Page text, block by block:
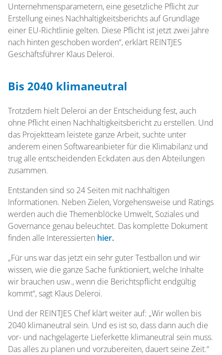
Unternehmensparametern, eine gesetzliche Pflicht zur
Erstellung eines Nachhaltigkeitsberichts auf Grundlage
einer EU-Richtlinie gelten. Diese Pflicht ist jetzt zwei Jahre
nach hinten geschoben worden“, erklärt REINTJES
Geschäftsführer Klaus Deleroi.
Bis 2040 klimaneutral
Trotzdem hielt Deleroi an der Entscheidung fest, auch
ohne Pflicht einen Nachhaltigkeitsbericht zu erstellen. Und
das Projektteam leistete ganze Arbeit, suchte unter
anderem einen Softwareanbieter für die Klimabilanz und
trug alle entscheidenden Eckdaten aus den Abteilungen
zusammen.
Entstanden sind so 24 Seiten mit nachhaltigen
Informationen. Neben Zielen, Vorgehensweise und Ratings
werden auch die Themenblöcke Umwelt, Soziales und
Governance genau beleuchtet. Das komplette Dokument
finden alle Interessierten hier.
„Für uns war das jetzt ein sehr guter Testballon und wir
wissen, wie die ganze Sache funktioniert, welche Inhalte
wir brauchen usw., wenn die Berichtspflicht endgültig
kommt“, sagt Klaus Deleroi.
Und der REINTJES Chef klärt weiter auf: „Wir wollen bis
2040 klimaneutral sein. Und es ist so, dass dann auch die
vor- und nachgelagerte Lieferkette klimaneutral sein muss.
Das alles zu planen und vorzubereiten, dauert seine Zeit.“